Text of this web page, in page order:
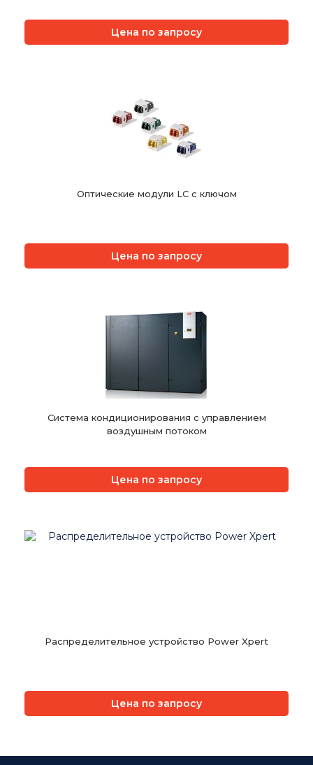
Цена по запросу
Оптические модули LC с ключом
Цена по запросу
Система кондиционирования с управлением
воздушным потоком
Цена по запросу
Распределительное устройство Power Xpert
Цена по запросу